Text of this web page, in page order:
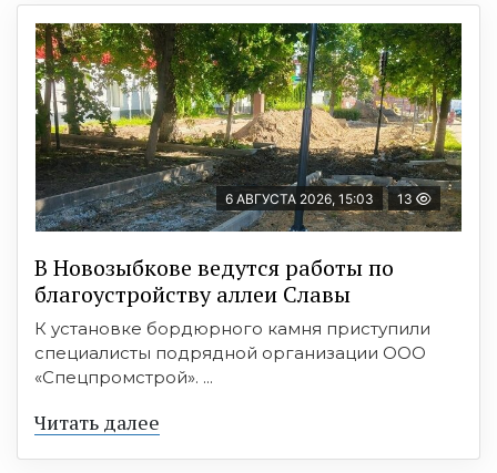
6 АВГУСТА 2026, 15:03 13
В Новозыбкове ведутся работы по
благоустройству аллеи Славы
К установке бордюрного камня приступили
специалисты подрядной организации ООО
«Спецпромстрой». ...
Читать далее